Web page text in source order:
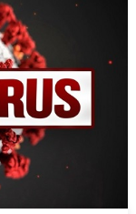
赴约 —— 密苏里植物
演绎一场古筝